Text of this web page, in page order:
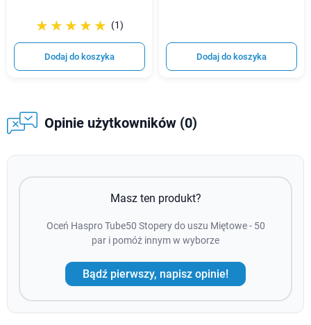
☆☆☆☆☆
★★★★★ (1)
Dodaj do koszyka Dodaj do koszyka
Opinie użytkowników (0)
Masz ten produkt?
Oceń Haspro Tube50 Stopery do uszu Miętowe - 50
par i pomóż innym w wyborze
Bądź pierwszy, napisz opinie!